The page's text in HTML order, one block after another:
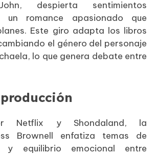
despierta sentimientos
un romance apasionado que
Este giro adapta los libros
el género del personaje
lo que genera debate entre
Netflix y Shondaland, la
Brownell enfatiza temas de
y equilibrio emocional entre